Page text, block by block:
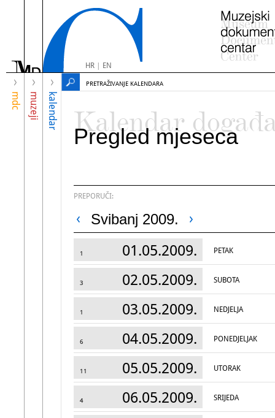
HR| EN
mdc muzeji kalendar
PRETRAŽIVANJE KALENDARA
Kalendar
Pregled mjeseca
PREPORUČI:
Svibanj 2009.
1 01.05.2009. PETAK
3 02.05.2009. SUBOTA
1 03.05.2009. NEDJELJA
6 04.05.2009. PONEDJELJAK
11 05.05.2009. UTORAK
4 06.05.2009. SRIJEDA